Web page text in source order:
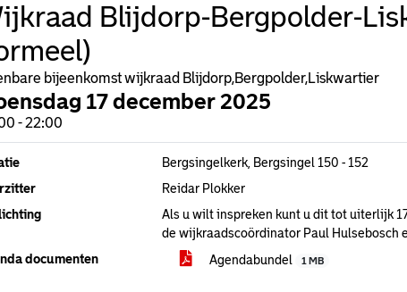
Blijdorp-Bergpolder-
bijeenkomst wijkraad Blijdorp,Bergpolder,Liskwartier
17 december 2025
- 22:00
Bergsingelkerk, Bergsingel 150 - 152
Reidar Plokker
Als u wilt inspreken kunt u dit tot uiterlijk
de wijkraadscoördinator Paul Hulsebosch
documenten
Agendabundel 1 MB